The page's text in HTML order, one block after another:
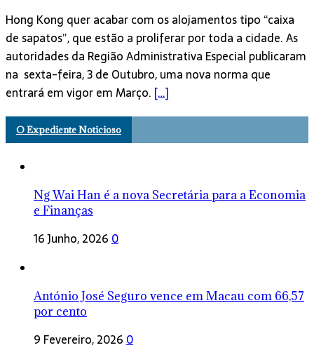
Hong Kong quer acabar com os alojamentos tipo “caixa
de sapatos”, que estão a proliferar por toda a cidade. As
autoridades da Região Administrativa Especial publicaram
na sexta-feira, 3 de Outubro, uma nova norma que
entrará em vigor em Março. […]
O Expediente Noticioso
Ng Wai Han é a nova Secretária para a Economia
e Finanças
16 Junho, 20260
António José Seguro vence em Macau com 66,57
por cento
9 Fevereiro, 20260